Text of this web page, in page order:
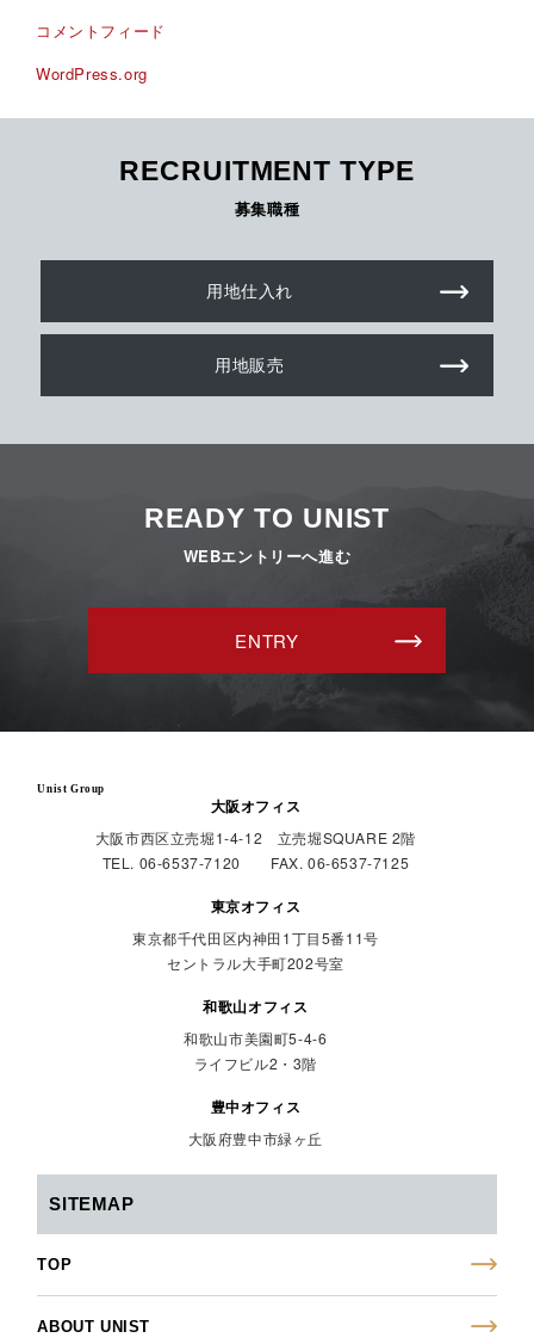
コメントフィード
WordPress.org
RECRUITMENT TYPE
募集職種
用地仕入れ
用地販売
READY TO UNIST
WEBエントリーへ進む
ENTRY
Unist Group
大阪オフィス
大阪市西区立売堀1-4-12 立売堀SQUARE 2階
TEL. 06-6537-7120 FAX. 06-6537-7125
東京オフィス
東京都千代田区内神田1丁目5番11号
セントラル大手町202号室
和歌山オフィス
和歌山市美園町5-4-6
ライフビル2・3階
豊中オフィス
大阪府豊中市緑ヶ丘
SITEMAP
TOP
ABOUT UNIST